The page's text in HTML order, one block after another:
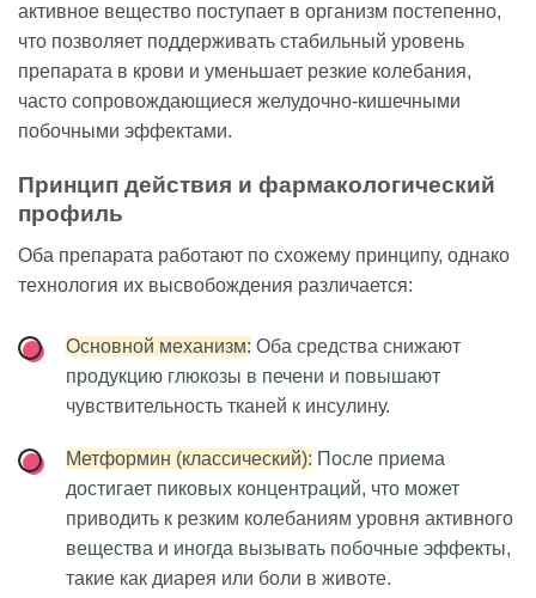
активное вещество поступает в организм постепенно,
что позволяет поддерживать стабильный уровень
препарата в крови и уменьшает резкие колебания,
часто сопровождающиеся желудочно-кишечными
побочными эффектами.
Принцип действия и фармакологический
профиль
Оба препарата работают по схожему принципу, однако
технология их высвобождения различается:
Основной механизм: Оба средства снижают
продукцию глюкозы в печени и повышают
чувствительность тканей к инсулину.
Метформин (классический): После приема
достигает пиковых концентраций, что может
приводить к резким колебаниям уровня активного
вещества и иногда вызывать побочные эффекты,
такие как диарея или боли в животе.